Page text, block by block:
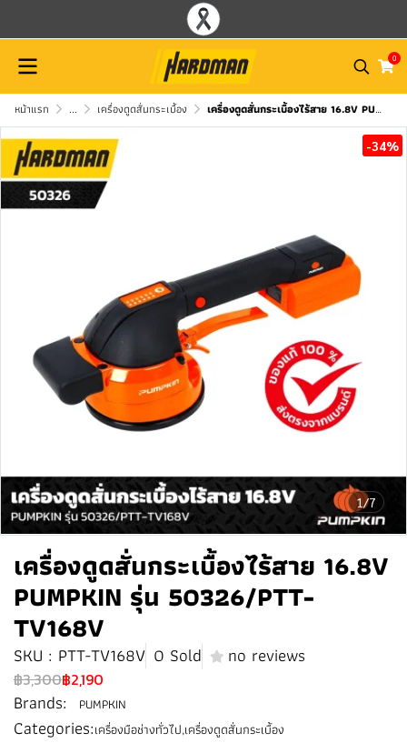
0
หน้าแรก ... เครื่องดูดสั่นกระเบื้อง เครื่องดูดสั่นกระเบื้องไร้สาย 16.8V PUMPKIN รุ่น 50326/PTT-TV168V
1/7
-34%
เครื่องดูดสั่นกระเบื้องไร้สาย 16.8V
PUMPKIN รุ่น 50326/PTT-
TV168V
SKU : PTT-TV168V 0 Sold no reviews
฿3,300฿2,190
Brands: PUMPKIN
Categories:เครื่องมือช่างทั่วไป,เครื่องดูดสั่นกระเบื้อง